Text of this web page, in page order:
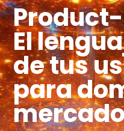
El
de tus
para